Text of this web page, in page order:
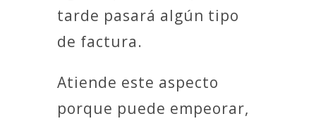
tarde pasará algún tipo
de factura.
Atiende este aspecto
porque puede empeorar,